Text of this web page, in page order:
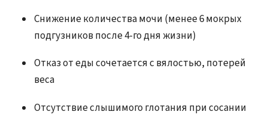
Снижение количества мочи (менее 6 мокрых
подгузников после 4-го дня жизни)
Отказ от еды сочетается с вялостью, потерей
веса
Отсутствие слышимого глотания при сосании